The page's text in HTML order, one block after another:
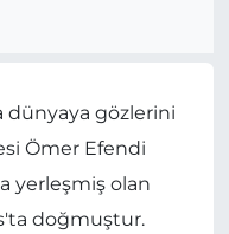
dünyaya gözlerini
Ömer Efendi
yerleşmiş olan
doğmuştur.